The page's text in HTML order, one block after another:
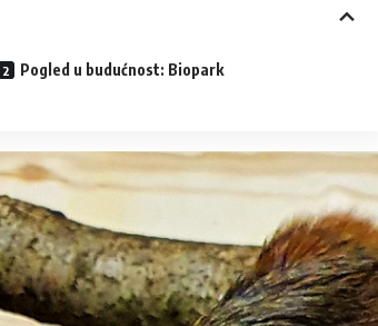
Pogled u budućnost: Biopark